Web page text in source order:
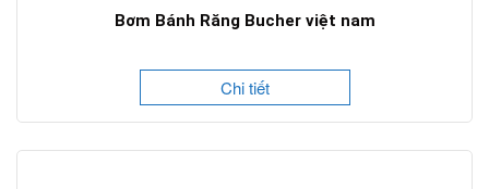
Bơm Bánh Răng Bucher việt nam
Chi tiết